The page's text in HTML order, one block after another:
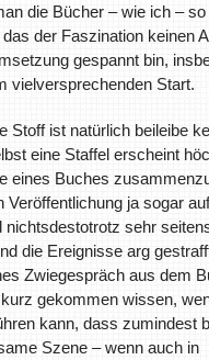
die Bücher – wie ich –
der Faszination keinen
gespannt bin,
vielversprechenden Start.
Stoff ist natürlich beileibe
eine Staffel erscheint
eines Buches
Veröffentlichung ja sogar
nichtsdestotrotz sehr
die Ereignisse arg
Zwiegespräch aus dem
gekommen wissen,
kann, dass zumindest
Szene – wenn auch in